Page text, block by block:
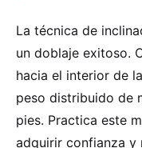
La técnica de
un doblaje exitoso.
hacia el interior de
peso distribuido de
pies. Practica este
adquirir confianza y